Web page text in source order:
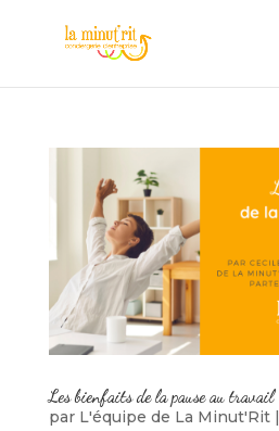
Les bienfaits de la pause au travail
par L'équipe de La Minut'Rit|